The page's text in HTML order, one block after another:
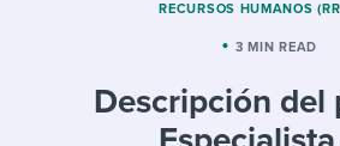
Topics
Templates &
RECURSOS HUMANOS
3 MIN READ
Descripción del